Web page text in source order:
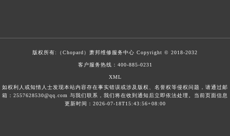
版权所有:（Chopard） 萧邦维修服务中心 Copyright © 2018-2032
客户服务热线： 400-885-0231
XML
如权利人或知情人士发现本站内容存在事实错误或涉及版权、名誉权等侵权问题，请通过邮
箱：2557628530@qq.com 与我们联系，我们将在收到通知后立即依法处理。当前页面信息
更新时间：2026-07-18T15:43:56+08:00